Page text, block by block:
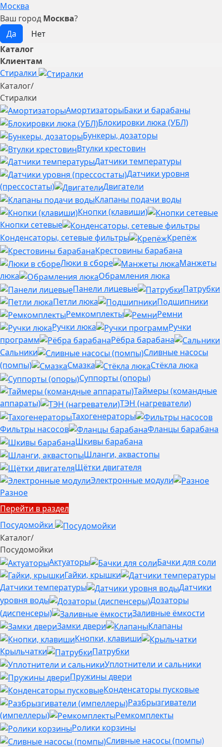
Москва
Ваш город Москва?
Каталог
Клиентам
Стиралки
Каталог/
Стиралки
АмортизаторыБаки и барабаны
Блокировки люка (УБЛ)
Бункеры, дозаторы
Втулки крестовин
Датчики температуры
Датчики уровня
(прессостаты)
Двигатели
Клапаны подачи воды
Кнопки (клавиши)
Кнопки сетевые
Конденсаторы, сетевые фильтры
Крепёж
Крестовины барабана
Люки в сборе
Манжеты
люка
Обрамления люка
Панели лицевые
Патрубки
Петли люка
Подшипники
Ремкомплекты
Ремни
Ручки люка
Ручки
программ
Рёбра барабана
Сальники
Сливные насосы
(помпы)
Смазка
Стёкла люка
Суппорты (опоры)
Таймеры (командные
аппараты)
ТЭН (нагреватели)
Тахогенераторы
Фильтры насосов
Фланцы барабана
Шкивы барабана
Шланги, аквастопы
Щётки двигателя
Электронные модули
Разное
Перейти в раздел
Посудомойки
Каталог/
Посудомойки
Актуаторы
Бачки для соли
Гайки, крышки
Датчики температуры
Датчики
уровня воды
Дозаторы
(диспенсеры)
Заливные ёмкости
Замки двери
Клапаны
Кнопки, клавиши
Крыльчатки
Патрубки
Уплотнители и сальники
Пружины двери
Конденсаторы пусковые
Разбрызгиватели
(импеллеры)
Ремкомплекты
Ролики корзины
Сливные насосы (помпы)